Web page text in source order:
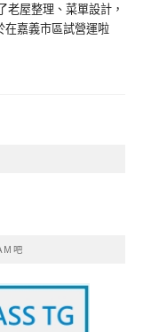
老屋整理、菜單設計，
在嘉義市區試營運啦
吧